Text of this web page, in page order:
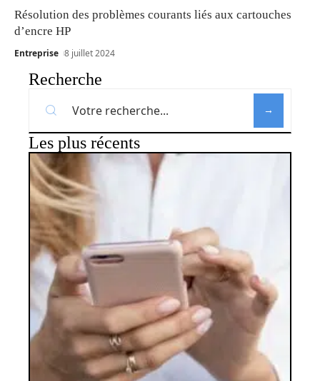
Résolution des problèmes courants liés aux cartouches
d’encre HP
Entreprise 8 juillet 2024
Recherche
Les plus récents